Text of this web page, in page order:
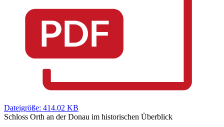
Dateigröße: 414.02 KB
Schloss Orth an der Donau im historischen Überblick